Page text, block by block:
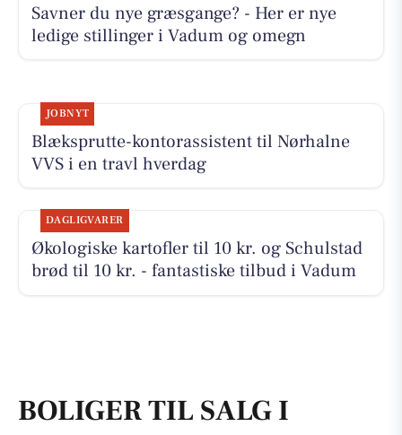
Savner du nye græsgange? - Her er nye
ledige stillinger i Vadum og omegn
JOBNYT
Blæksprutte-kontorassistent til Nørhalne
VVS i en travl hverdag
DAGLIGVARER
Økologiske kartofler til 10 kr. og Schulstad
brød til 10 kr. - fantastiske tilbud i Vadum
BOLIGER TIL SALG I